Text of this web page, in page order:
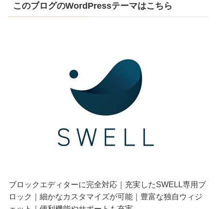
このブログのWordPressテーマはこちら
ブロックエディターに完全対応｜充実したSWELL専用ブ
ロック｜細かなカスタマイズが可能｜豊富な独自ウィジ